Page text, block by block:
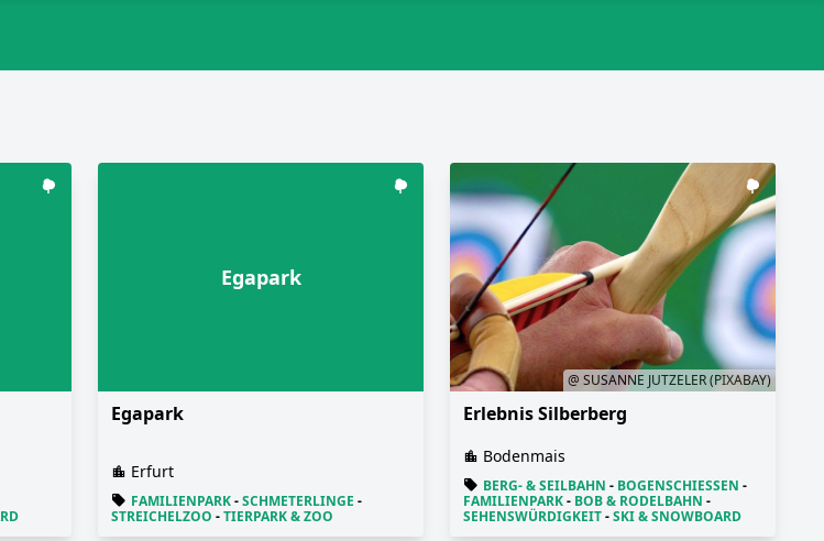
Egapark
Egapark
Erfurt
FAMILIENPARK-SCHMETERLINGE -
STREICHELZOO -TIERPARK & ZOO
@ SUSANNE JUTZELER (PIXABAY)
Erlebnis Silberberg
Bodenmais
BERG- & SEILBAHN - BOGENSCHIESSEN
-
FAMILIENPARK- BOB & RODELBAHN -
SEHENSWÜRDIGKEIT-SKI & SNOWBOARD